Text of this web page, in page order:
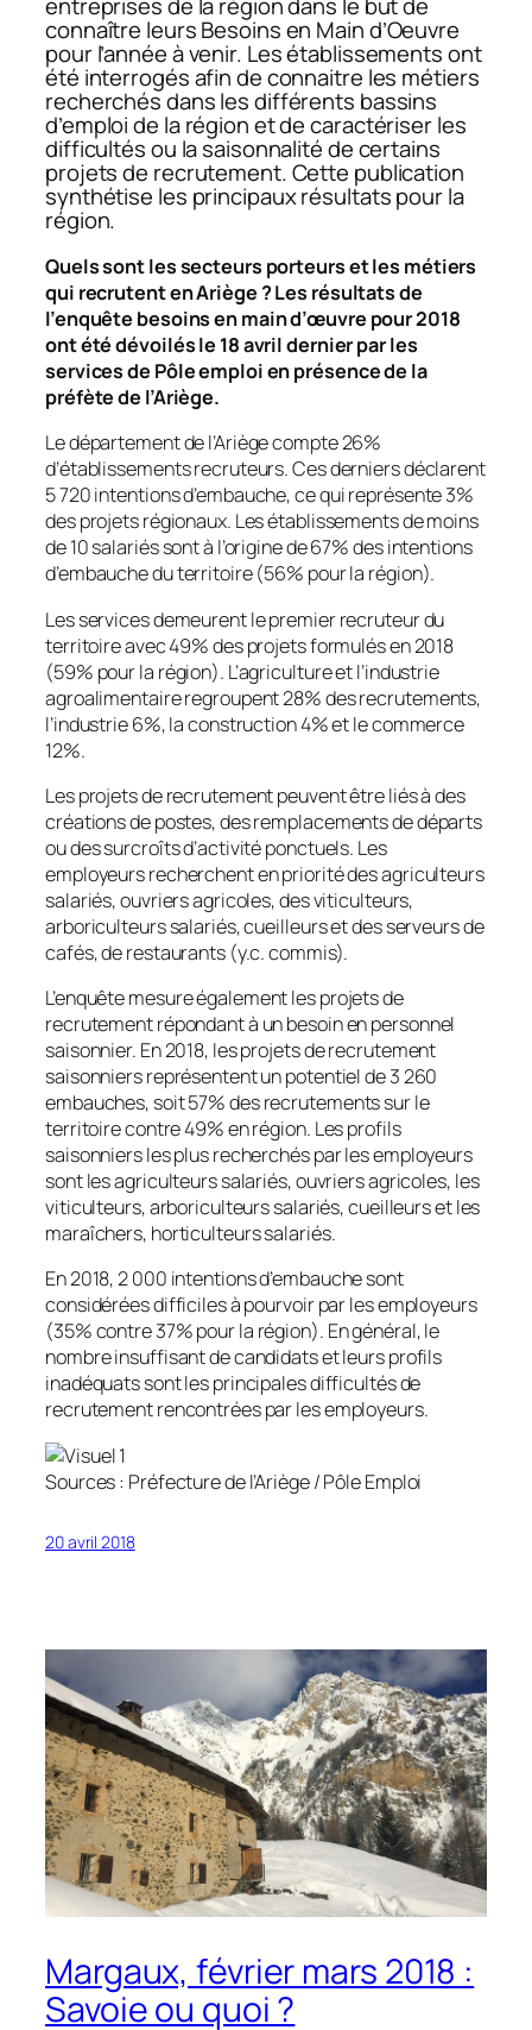
connaître leurs Besoins en Main d’Oeuvre
pour l’année à venir. Les établissements ont
été interrogés afin de connaitre les métiers
recherchés dans les différents bassins
d’emploi de la région et de caractériser les
difficultés ou la saisonnalité de certains
projets de recrutement. Cette publication
synthétise les principaux résultats pour la
région.
Quels sont les secteurs porteurs et les métiers
qui recrutent en Ariège ? Les résultats de
l’enquête besoins en main d’œuvre pour 2018
ont été dévoilés le 18 avril dernier par les
services de Pôle emploi en présence de la
préfète de l’Ariège.
Le département de l’Ariège compte 26%
d’établissements recruteurs. Ces derniers déclarent
5 720 intentions d’embauche, ce qui représente 3%
des projets régionaux. Les établissements de moins
de 10 salariés sont à l’origine de 67% des intentions
d’embauche du territoire (56% pour la région).
Les services demeurent le premier recruteur du
territoire avec 49% des projets formulés en 2018
(59% pour la région). L’agriculture et l’industrie
agroalimentaire regroupent 28% des recrutements,
l’industrie 6%, la construction 4% et le commerce
12%.
Les projets de recrutement peuvent être liés à des
créations de postes, des remplacements de départs
ou des surcroîts d’activité ponctuels. Les
employeurs recherchent en priorité des agriculteurs
salariés, ouvriers agricoles, des viticulteurs,
arboriculteurs salariés, cueilleurs et des serveurs de
cafés, de restaurants (y.c. commis).
L’enquête mesure également les projets de
recrutement répondant à un besoin en personnel
saisonnier. En 2018, les projets de recrutement
saisonniers représentent un potentiel de 3 260
embauches, soit 57% des recrutements sur le
territoire contre 49% en région. Les profils
saisonniers les plus recherchés par les employeurs
sont les agriculteurs salariés, ouvriers agricoles, les
viticulteurs, arboriculteurs salariés, cueilleurs et les
maraîchers, horticulteurs salariés.
En 2018, 2 000 intentions d’embauche sont
considérées difficiles à pourvoir par les employeurs
(35% contre 37% pour la région). En général, le
nombre insuffisant de candidats et leurs profils
inadéquats sont les principales difficultés de
recrutement rencontrées par les employeurs.
Sources : Préfecture de l’Ariège / Pôle Emploi
20 avril 2018
Margaux, février mars 2018 :
Savoie ou quoi ?